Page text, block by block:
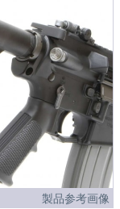
製品参考画像